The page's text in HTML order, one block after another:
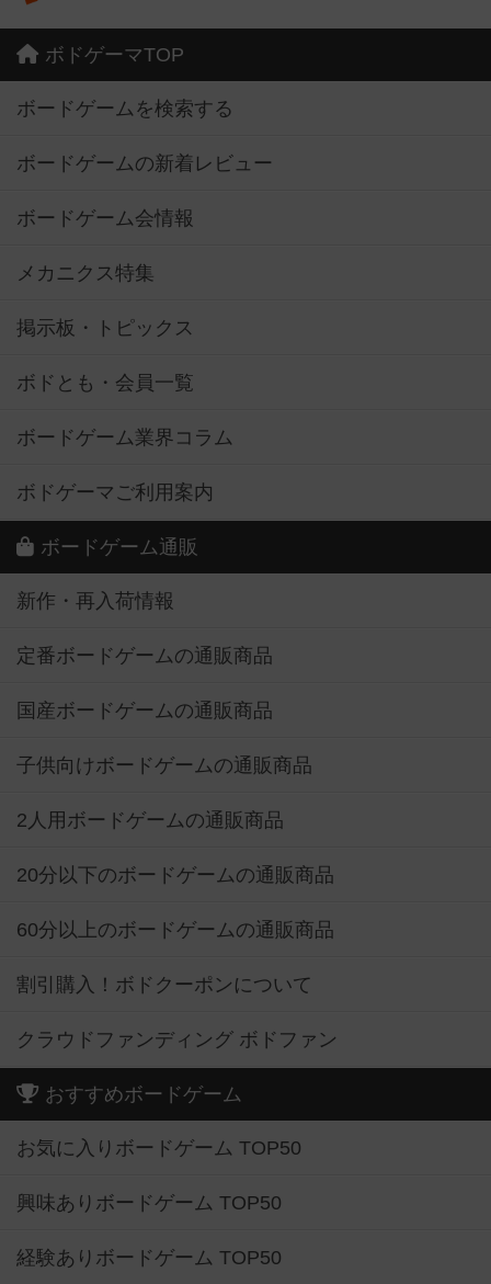
ボドゲーマTOP
ボードゲームを検索する
ボードゲームの新着レビュー
ボードゲーム会情報
メカニクス特集
掲示板・トピックス
ボドとも・会員一覧
ボードゲーム業界コラム
ボドゲーマご利用案内
ボードゲーム通販
新作・再入荷情報
定番ボードゲームの通販商品
国産ボードゲームの通販商品
子供向けボードゲームの通販商品
2人用ボードゲームの通販商品
20分以下のボードゲームの通販商品
60分以上のボードゲームの通販商品
割引購入！ボドクーポンについて
クラウドファンディング ボドファン
おすすめボードゲーム
お気に入りボードゲーム TOP50
興味ありボードゲーム TOP50
経験ありボードゲーム TOP50